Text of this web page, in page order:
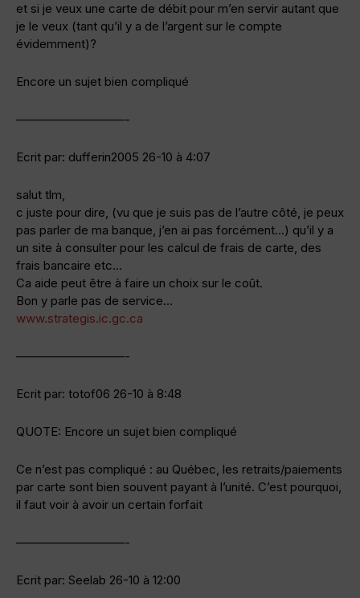
et si je veux une carte de débit pour m’en servir autant que
je le veux (tant qu’il y a de l’argent sur le compte
évidemment)?
Encore un sujet bien compliqué
—————————-
Ecrit par: dufferin2005 26-10 à 4:07
salut tlm,
c juste pour dire, (vu que je suis pas de l’autre côté, je peux
pas parler de ma banque, j’en ai pas forcément…) qu’il y a
un site à consulter pour les calcul de frais de carte, des
frais bancaire etc…
Ca aide peut être à faire un choix sur le coût.
Bon y parle pas de service…
www.strategis.ic.gc.ca
—————————-
Ecrit par: totof06 26-10 à 8:48
QUOTE: Encore un sujet bien compliqué
Ce n’est pas compliqué : au Québec, les retraits/paiements
par carte sont bien souvent payant à l’unité. C’est pourquoi,
il faut voir à avoir un certain forfait
—————————-
Ecrit par: Seelab 26-10 à 12:00